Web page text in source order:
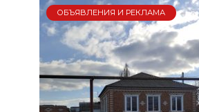
ОБЪЯВЛЕНИЯ И РЕКЛАМА